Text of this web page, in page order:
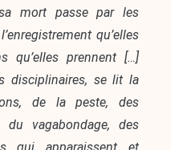
mort passe par les
qu’elles
qu’elles prennent […]
disciplinaires, se lit la
de la peste, des
du vagabondage, des
qui apparaissent et